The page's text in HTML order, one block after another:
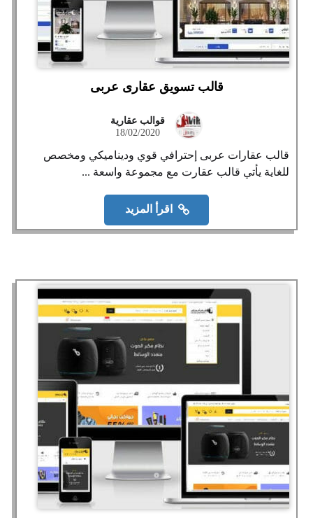
قالب تسويق عقارى عربى
قوالب عقارية
18/02/2020
قالب عقارات عربى إحترافي قوي وديناميكي ومخصص
للغاية يأتي قالب عقارت مع مجموعة واسعة ...
اقرأ المزيد